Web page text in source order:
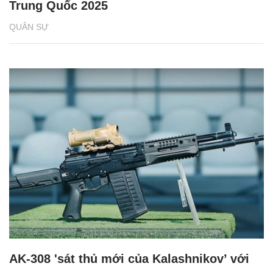
QUÂN SỰ
Trung Quốc 2025
AK-308 'sát thủ mới của Kalashnikov’ với